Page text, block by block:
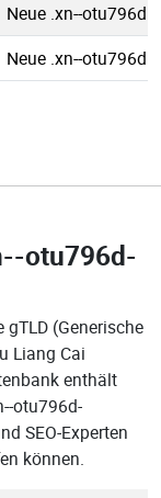
Neue .xn--otu796d
Neue .xn--otu796d
otu796d-
gTLD (Generische
Liang Cai
enthält
otu796d-
SEO-Experten
können.